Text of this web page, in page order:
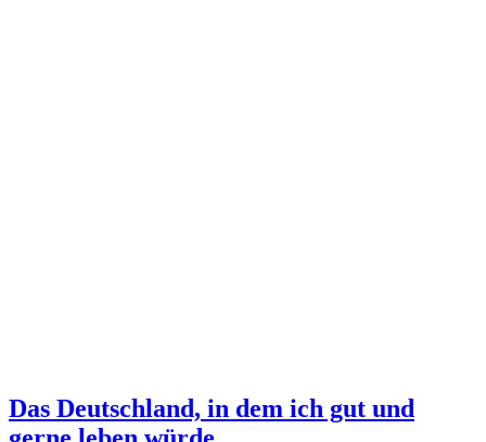
Das Deutschland, in dem ich gut und